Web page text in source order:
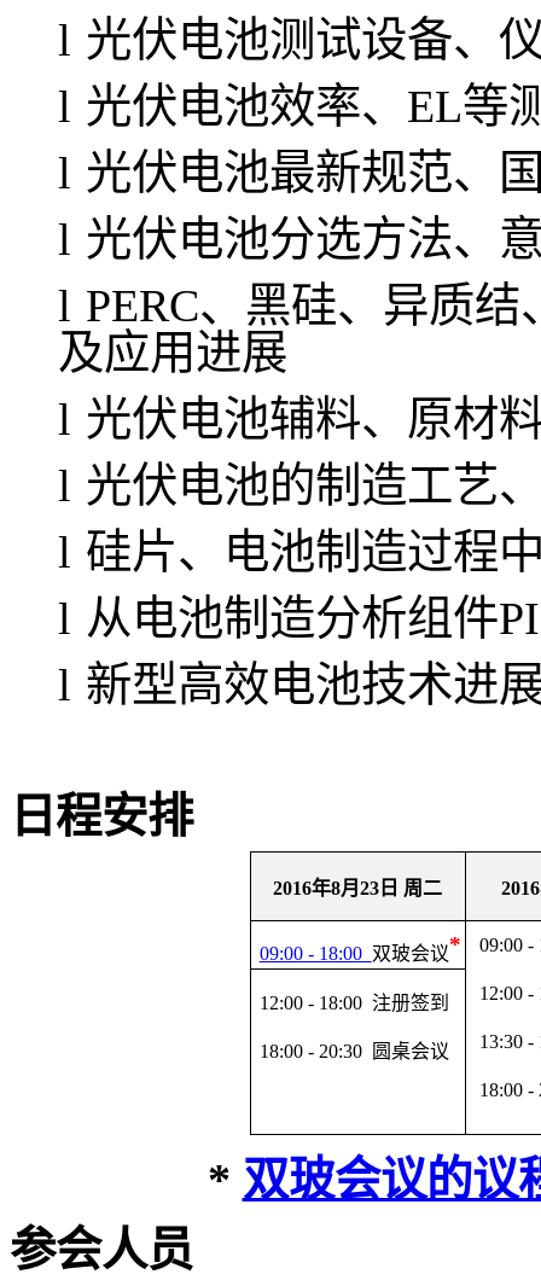
l 光伏电池测试设备、
l 光伏电池效率、EL等
l 光伏电池最新规范、
l 光伏电池分选方法、
l PERC、黑硅、异质结
及应用进展
l 光伏电池辅料、原材
l 光伏电池的制造工艺
l 硅片、电池制造过程
l 从电池制造分析组件
l 新型高效电池技术进
日程安排
2016年8月 23 日 周二 2016
09:00 - 18:00 双玻会议* 09:00
12:00
13:30
18:00
12:00 - 18:00 注册签到
18:00 - 20:30 圆桌会议
* 双玻会议的议
参会人员